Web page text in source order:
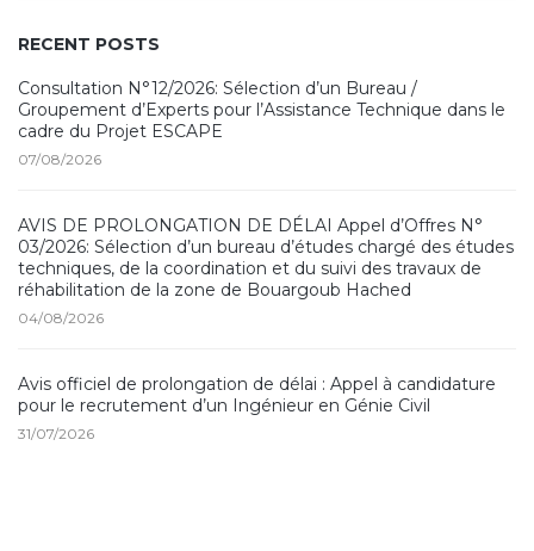
RECENT POSTS
Consultation N°12/2026: Sélection d’un Bureau /
Groupement d’Experts pour l’Assistance Technique dans le
cadre du Projet ESCAPE
07/08/2026
AVIS DE PROLONGATION DE DÉLAI Appel d’Offres N°
03/2026: Sélection d’un bureau d’études chargé des études
techniques, de la coordination et du suivi des travaux de
réhabilitation de la zone de Bouargoub Hached
04/08/2026
Avis officiel de prolongation de délai : Appel à candidature
pour le recrutement d’un Ingénieur en Génie Civil
31/07/2026